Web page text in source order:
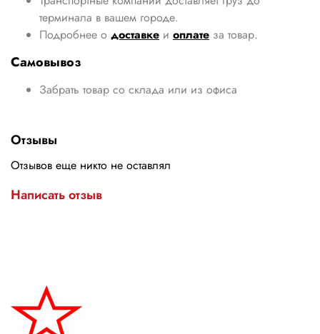
терминала в вашем городе.
Подробнее о доставке и оплате за товар.
Самовывоз
Забрать товар со склада или из офиса
Отзывы
Отзывов еще никто не оставлял
Написать отзыв